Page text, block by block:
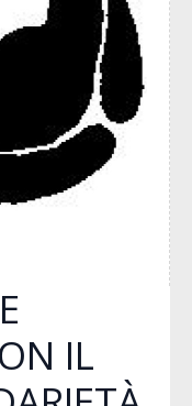
IL